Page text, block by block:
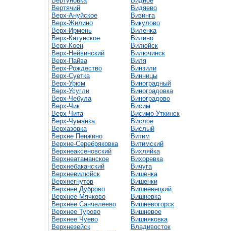
Вертячий
Верх-Ануйское
Верх-Жилино
Верх-Ирмень
Верх-Катунское
Верх-Коен
Верх-Нейвинский
Верх-Пайва
Верх-Рождество
Верх-Суетка
Верх-Урюм
Верх-Усугли
Верх-Чебула
Верх-Чик
Верх-Чита
Верх-Чуманка
Верхазовка
Верхне Пенжино
Верхне-Серебряковка
Верхнеаксеновский
Верхнеатаманское
Верхнебаканский
Верхневилюйск
Верхнегнутов
Верхнее Дуброво
Верхнее Мячково
Верхнее Санчелеево
Верхнее Турово
Верхнее Чуево
Верхнезейск
Видяево
Визинга
Викулово
Виленка
Вилино
Вилюйск
Вилючинск
Виля
Винзили
Винницы
Виноградный
Виноградовка
Виноградово
Висим
Висимо-Уткинск
Вислое
Вислый
Витим
Витимский
Вихляйка
Вихоревка
Вичуга
Вишенка
Вишенки
Вишневецкий
Вишневка
Вишневогорск
Вишневое
Вишняковка
Владивосток